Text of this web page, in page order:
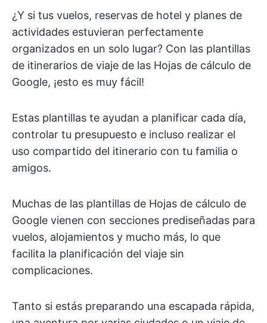
¿Y si tus vuelos, reservas de hotel y planes de
actividades estuvieran perfectamente
organizados en un solo lugar? Con las plantillas
de itinerarios de viaje de las Hojas de cálculo de
Google, ¡esto es muy fácil!
Estas plantillas te ayudan a planificar cada día,
controlar tu presupuesto e incluso realizar el
uso compartido del itinerario con tu familia o
amigos.
Muchas de las plantillas de Hojas de cálculo de
Google vienen con secciones prediseñadas para
vuelos, alojamientos y mucho más, lo que
facilita la planificación del viaje sin
complicaciones.
Tanto si estás preparando una escapada rápida,